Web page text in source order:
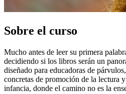
Sobre el curso
Mucho antes de leer su primera
decidiendo si los libros serán un
diseñado para educadoras de
concretas de promoción de la lectura
infancia, donde el camino no es la